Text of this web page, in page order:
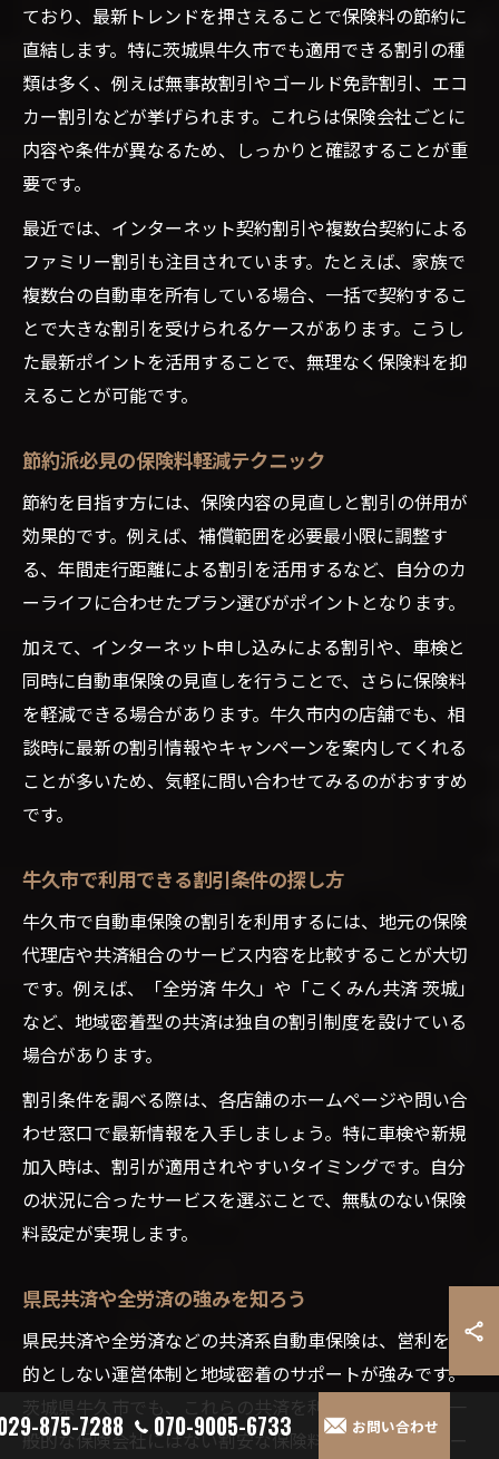
ており、最新トレンドを押さえることで保険料の節約に
直結します。特に茨城県牛久市でも適用できる割引の種
類は多く、例えば無事故割引やゴールド免許割引、エコ
カー割引などが挙げられます。これらは保険会社ごとに
内容や条件が異なるため、しっかりと確認することが重
要です。
最近では、インターネット契約割引や複数台契約による
ファミリー割引も注目されています。たとえば、家族で
複数台の自動車を所有している場合、一括で契約するこ
とで大きな割引を受けられるケースがあります。こうし
た最新ポイントを活用することで、無理なく保険料を抑
えることが可能です。
節約派必見の保険料軽減テクニック
節約を目指す方には、保険内容の見直しと割引の併用が
効果的です。例えば、補償範囲を必要最小限に調整す
る、年間走行距離による割引を活用するなど、自分のカ
ーライフに合わせたプラン選びがポイントとなります。
加えて、インターネット申し込みによる割引や、車検と
同時に自動車保険の見直しを行うことで、さらに保険料
を軽減できる場合があります。牛久市内の店舗でも、相
談時に最新の割引情報やキャンペーンを案内してくれる
ことが多いため、気軽に問い合わせてみるのがおすすめ
です。
牛久市で利用できる割引条件の探し方
牛久市で自動車保険の割引を利用するには、地元の保険
代理店や共済組合のサービス内容を比較することが大切
です。例えば、「全労済 牛久」や「こくみん共済 茨城」
など、地域密着型の共済は独自の割引制度を設けている
場合があります。
割引条件を調べる際は、各店舗のホームページや問い合
わせ窓口で最新情報を入手しましょう。特に車検や新規
加入時は、割引が適用されやすいタイミングです。自分
の状況に合ったサービスを選ぶことで、無駄のない保険
料設定が実現します。
県民共済や全労済の強みを知ろう
県民共済や全労済などの共済系自動車保険は、営利を目
的としない運営体制と地域密着のサポートが強みです。
茨城県牛久市でも、これらの共済を利用することで、一
般的な保険会社にはない割安な保険料や独自の割引サー
875-7288 070-9005-6733 お問い合わせ